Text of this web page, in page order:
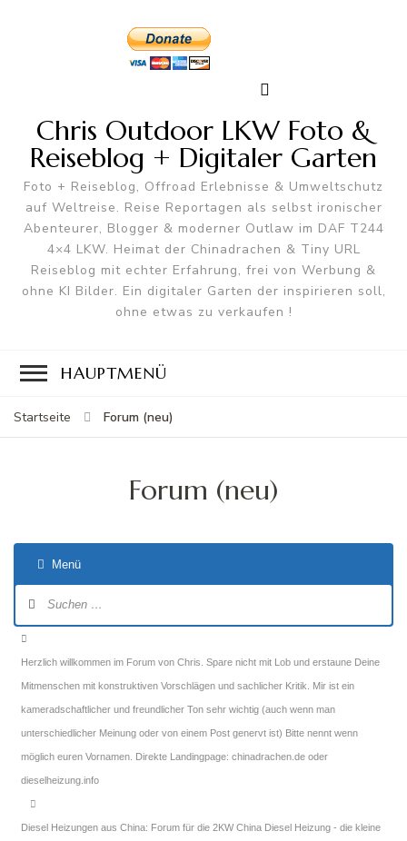
Chris Outdoor LKW Foto &
Reiseblog + Digitaler Garten
Foto + Reiseblog, Offroad Erlebnisse & Umweltschutz
auf Weltreise. Reise Reportagen als selbst ironischer
Abenteurer, Blogger & moderner Outlaw im DAF T244
4×4 LKW. Heimat der Chinadrachen & Tiny URL
Reiseblog mit echter Erfahrung, frei von Werbung &
ohne KI Bilder. Ein digitaler Garten der inspirieren soll,
ohne etwas zu verkaufen !
HAUPTMENÜ
Startseite Forum (neu)
Forum (neu)
Menü
Navigation
Forum-
Breadcrumbs
-
Du
bist
hier:
Herzlich willkommen im Forum von Chris. Spare nicht mit Lob und erstaune Deine
Mitmenschen mit konstruktiven Vorschlägen und sachlicher Kritik. Mir ist ein
kameradschaftlicher und freundlicher Ton sehr wichtig (auch wenn man
unterschiedlicher Meinung oder von einem Post genervt ist) Bitte nennt wenn
möglich euren Vornamen. Direkte Landingpage: chinadrachen.de oder
dieselheizung.info
Diesel Heizungen aus China: Forum für die 2KW China Diesel Heizung - die kleine